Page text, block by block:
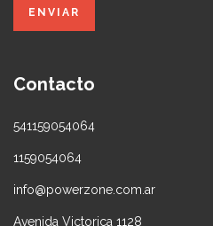
Contacto
541159054064
1159054064
info@powerzone.com.ar
Avenida Victorica 1128